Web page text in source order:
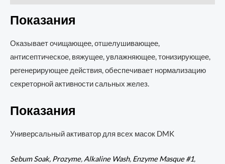
Показания
Оказывает очищающее, отшелушивающее,
антисептическое, вяжущее, увлажняющее, тонизирующее,
регенерирующее действия, обеспечивает нормализацию
секреторной активности сальных желез.
Показания
Универсальный активатор для всех масок DMK
Sebum Soak, Prozyme, Alkaline Wash, Enzyme Masque #1,